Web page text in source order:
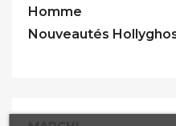
Homme
Nouveautés